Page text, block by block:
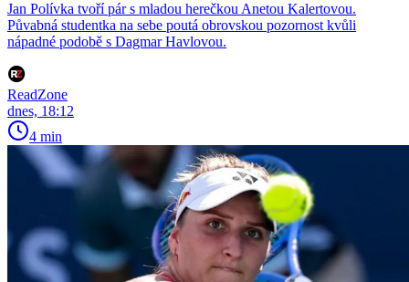
Jan Polívka tvoří pár s mladou herečkou Anetou Kalertovou.
Půvabná studentka na sebe poutá obrovskou pozornost kvůli
nápadné podobě s Dagmar Havlovou.
ReadZone
dnes, 18:12
4 min